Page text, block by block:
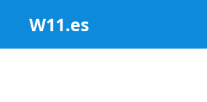
contenido
W11.es